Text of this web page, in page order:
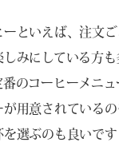
といえば、注文
みにしている方も
のコーヒーメニ
が用意されている
選ぶのも良いで